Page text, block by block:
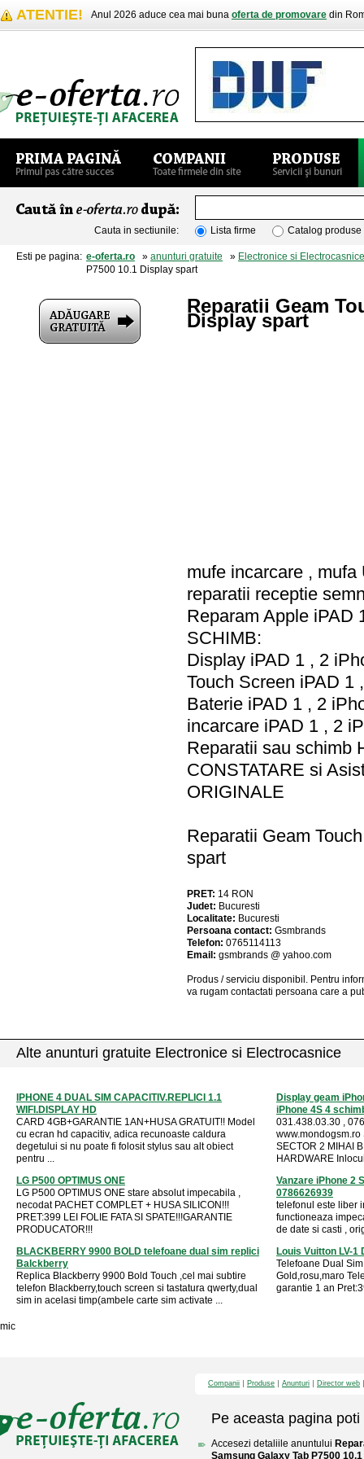
ATENTIE! Anul 2026 aduce cea mai buna oferta de promovare din
Cauta in sectiunile: Lista firme Catalog produse
Esti pe pagina: e-oferta.ro » anunturi gratuite » Electronice si Electrocasnice
P7500 10.1 Display spart
Reparatii Geam
Display spart
mufe incarcare , mufa
reparatii receptie
Reparam Apple iPAD
SCHIMB:
Display iPAD 1 , 2
Touch Screen iPAD 1
Baterie iPAD 1 , 2
incarcare iPAD 1 , 2
Reparatii sau schimb
CONSTATARE si
ORIGINALE
Reparatii Geam
spart
PRET: 14 RON
Judet: Bucuresti
Localitate: Bucuresti
Persoana contact: Gsmbrands
Telefon: 0765114113
Email: gsmbrands @ yahoo.com
Produs / serviciu disponibil . Pentru
va rugam contactati persoana care a
Alte anunturi gratuite Electronice si Electrocasnice
IPHONE 4 DUAL SIM CAPACITIV.REPLICI 1.1
WIFI.DISPLAY HD
CARD 4GB+GARANTIE 1AN+HUSA GRATUIT!! Model
cu ecran hd capacitiv, adica recunoaste caldura
degetului si nu poate fi folosit stylus sau alt obiect
pentru ...
Display geam
iPhone 4S 4
031.438.03.30 ,
www.mondogsm.ro
SECTOR 2 MIHAI
HARDWARE
LG P500 OPTIMUS ONE
LG P500 OPTIMUS ONE stare absolut impecabila ,
necodat PACHET COMPLET + HUSA SILICON!!!
PRET:399 LEI FOLIE FATA SI SPATE!!!GARANTIE
PRODUCATOR!!!
Vanzare iPhone 2
0786626939
telefonul este liber
functioneaza
de date si casti ,
BLACKBERRY 9900 BOLD telefoane dual sim replici
Balckberry
Replica Blackberry 9900 Bold Touch ,cel mai subtire
telefon Blackberry,touch screen si tastatura qwerty,dual
sim in acelasi timp(ambele carte sim activate ...
Louis Vuitton LV-1
Telefoane Dual
Gold,rosu,maro
garantie 1 an
mic
Companii Produse Anunturi Director web
Pe aceasta pagina poti
Accesezi detaliile anuntului
Samsung Galaxy Tab P7500